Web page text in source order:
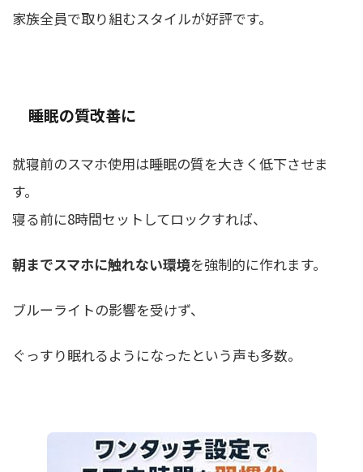
家族全員で取り組むスタイルが好評です。
睡眠の質改善に
就寝前のスマホ使用は睡眠の質を大きく低下させま
す。
寝る前に8時間セットしてロックすれば、
朝までスマホに触れない環境を強制的に作れます。
ブルーライトの影響を受けず、
ぐっすり眠れるようになったという声も多数。